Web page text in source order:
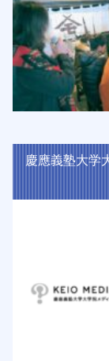
慶應義塾大学